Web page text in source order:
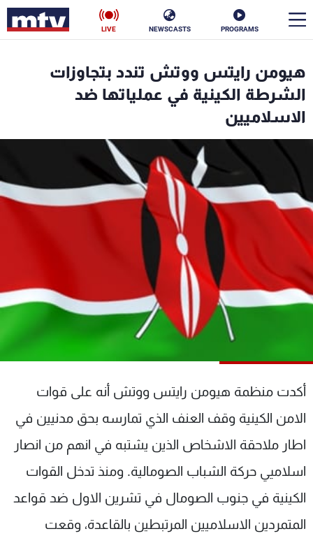
PROGRAMS
NEWSCASTS
LIVE
هيومن رايتس ووتش تندد بتجاوزات
الشرطة الكينية في عملياتها ضد
الاسلاميين
أكدت منظمة هيومن رايتس ووتش أنه على قوات
الامن الكينية وقف العنف الذي تمارسه بحق مدنيين في
اطار ملاحقة الاشخاص الذين يشتبه في انهم من انصار
اسلاميي حركة الشباب الصومالية. ومنذ تدخل القوات
الكينية في جنوب الصومال في تشرين الاول ضد قواعد
المتمردين الاسلاميين المرتبطين بالقاعدة، وقعت
الأخبار
سياسة
إقتصاد فن
منوعات رياضة
كأس العالم
البرامج
جدول البرامج
عن MTV
لاعلاناتكم
وظائف
شروط الإسـتخدام